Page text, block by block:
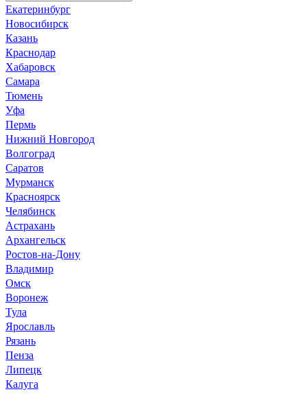
Екатеринбург
Новосибирск
Казань
Краснодар
Хабаровск
Самара
Тюмень
Уфа
Пермь
Нижний Новгород
Волгоград
Саратов
Мурманск
Красноярск
Челябинск
Астрахань
Архангельск
Ростов-на-Дону
Владимир
Омск
Воронеж
Тула
Ярославль
Рязань
Пенза
Липецк
Калуга